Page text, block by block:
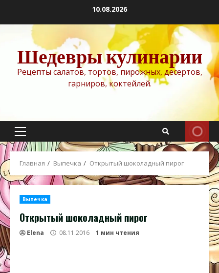
содержимому
10.08.2026
Шедевры кулинарии
Рецепты салатов, тортов, пирожных, десертов,
гарниров, коктейлей.
Основное
меню
Главная Выпечка Открытый шоколадный пирог
Выпечка
Открытый шоколадный пирог
Elena 08.11.2016 1 мин чтения